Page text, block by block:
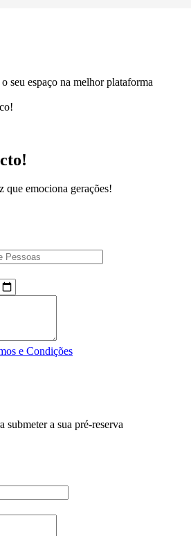
seu espaço na melhor plataforma
que emociona gerações!
e Condições
submeter a sua pré-reserva